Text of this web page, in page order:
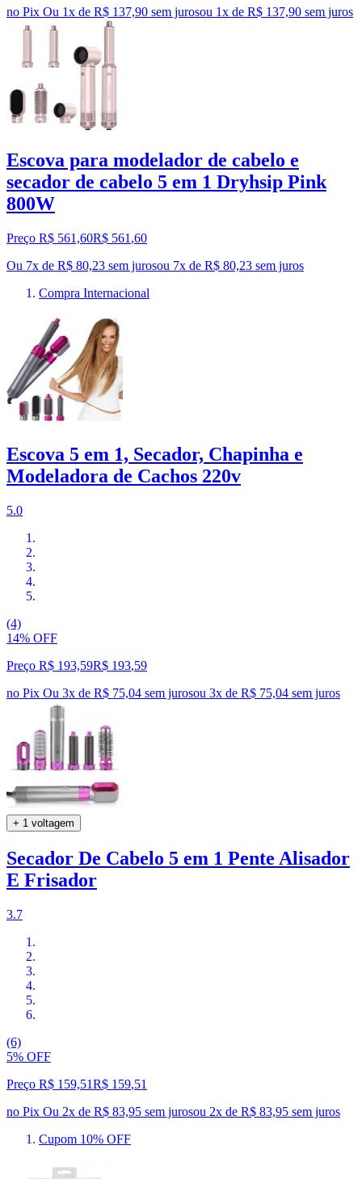
no Pix Ou 1x de R$ 137,90 sem jurosou 1x de R$ 137,90 sem juros
Escova para modelador de cabelo e
secador de cabelo 5 em 1 Dryhsip Pink
800W
Preço R$ 561,60R$ 561 ,60
Ou 7x de R$ 80,23 sem jurosou 7x de R$ 80,23 sem juros
Compra Internacional
Escova 5 em 1, Secador, Chapinha e
Modeladora de Cachos 220v
5.0
(4)
14% OFF
Preço R$ 193,59R$ 193,59
no Pix Ou 3x de R$ 75,04 sem jurosou 3x de R$ 75,04 sem juros
+ 1 voltagem
Secador De Cabelo 5 em 1 Pente Alisador
E Frisador
3.7
(6)
5% OFF
Preço R$ 159,51R$ 159,51
no Pix Ou 2x de R$ 83,95 sem jurosou 2x de R$ 83,95 sem juros
Cupom 10% OFF